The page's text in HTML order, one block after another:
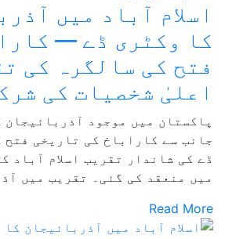
اسلام آباد میں
کا وکٹری ڈے —
فتح کی سالگرہ کی
اعلیٰ شخصیات کی
پاکستان میں موجود
جانب سے کاراباخ کی تاریخی فتح
ڈے کی شاندار تقریب اسلام آباد
میں منعقد کی گئی۔ تقریب میں
Read More